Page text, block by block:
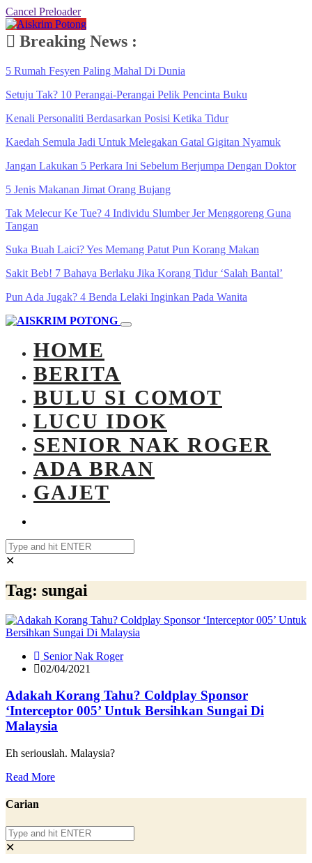
Cancel Preloader
Breaking News :
5 Rumah Fesyen Paling Mahal Di Dunia
Setuju Tak? 10 Perangai-Perangai Pelik Pencinta Buku
Kenali Personaliti Berdasarkan Posisi Ketika Tidur
Kaedah Semula Jadi Untuk Melegakan Gatal Gigitan Nyamuk
Jangan Lakukan 5 Perkara Ini Sebelum Berjumpa Dengan Doktor
5 Jenis Makanan Jimat Orang Bujang
Tak Melecur Ke Tue? 4 Individu Slumber Jer Menggoreng Guna
Tangan
Suka Buah Laici? Yes Memang Patut Pun Korang Makan
Sakit Beb! 7 Bahaya Berlaku Jika Korang Tidur ‘Salah Bantal’
Pun Ada Jugak? 4 Benda Lelaki Inginkan Pada Wanita
HOME
BERITA
BULU SI COMOT
LUCU IDOK
SENIOR NAK ROGER
ADA BRAN
GAJET
✕
Tag: sungai
Senior Nak Roger
02/04/2021
Adakah Korang Tahu? Coldplay Sponsor
‘Interceptor 005’ Untuk Bersihkan Sungai Di
Malaysia
Eh seriouslah. Malaysia?
Read More
Carian
✕